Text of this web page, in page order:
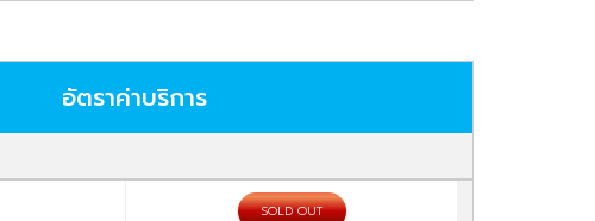
อัตราค่าบริการ
SOLD OUT